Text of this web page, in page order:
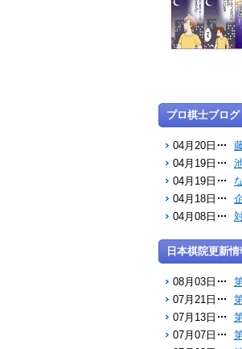
プロ棋士ブログ
04月20日
04月19日
04月19日
04月18日
04月08日
日本棋院更新情
08月03日
07月21日
07月13日
07月07日